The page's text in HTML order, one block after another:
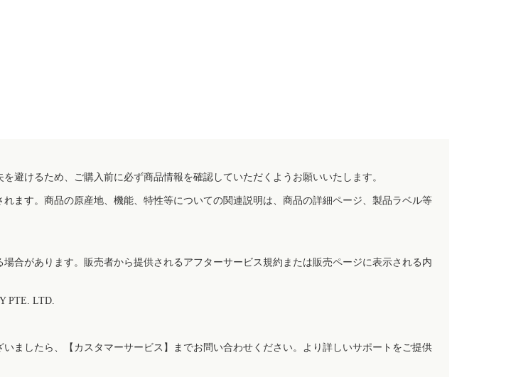
避けるため、ご購入前に必ず商品情報を確認していただくようお願いいたします。
ます。商品の原産地、機能、特性等についての関連説明は、商品の詳細ページ、製品ラベル等
合があります。販売者から提供されるアフターサービス規約または販売ページに表示される内
PTE. LTD.
ましたら、【カスタマーサービス】までお問い合わせください。より詳しいサポートをご提供